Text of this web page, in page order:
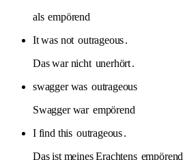
als empörend
It was not outrageous.
Das war nicht unerhört.
swagger was outrageous
Swagger war empörend
I find this outrageous.
Das ist meines Erachtens empörend